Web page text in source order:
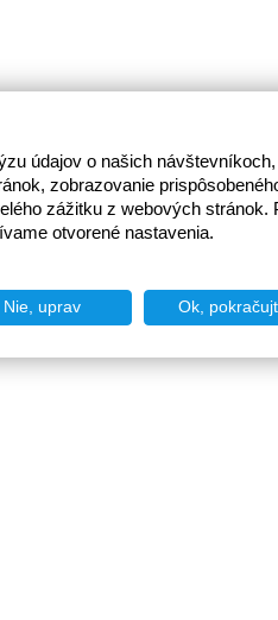
údajov o našich
zobrazovanie
zážitku z webových stránok.
otvorené nastavenia.
Nie, uprav Ok,